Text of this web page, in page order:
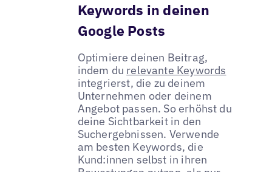
Keywords in deinen
Google Posts
Optimiere deinen Beitrag,
indem du relevante Keywords
integrierst, die zu deinem
Unternehmen oder deinem
Angebot passen. So erhöhst du
deine Sichtbarkeit in den
Suchergebnissen. Verwende
am besten Keywords, die
Kund:innen selbst in ihren